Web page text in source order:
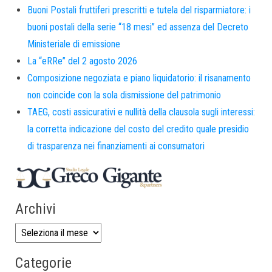
Buoni Postali fruttiferi prescritti e tutela del risparmiatore: i
buoni postali della serie “18 mesi” ed assenza del Decreto
Ministeriale di emissione
La “eRRe” del 2 agosto 2026
Composizione negoziata e piano liquidatorio: il risanamento
non coincide con la sola dismissione del patrimonio
TAEG, costi assicurativi e nullità della clausola sugli interessi:
la corretta indicazione del costo del credito quale presidio
di trasparenza nei finanziamenti ai consumatori
Archivi
Categorie